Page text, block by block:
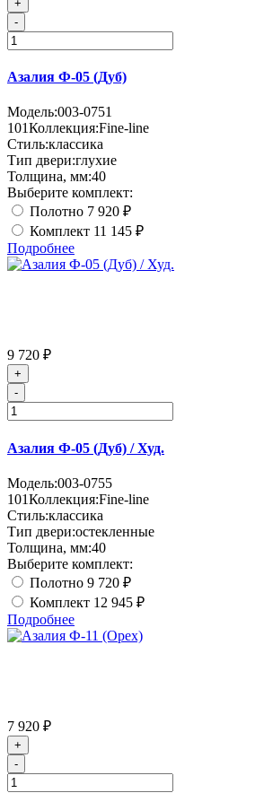
+
-
Азалия Ф-05 (Дуб)
Модель:003-0751
101Коллекция:Fine-line
Стиль:классика
Тип двери:глухие
Толщина, мм:40
Выберите комплект:
Полотно 7 920 ₽
Комплект 11 145 ₽
Подробнее
9 720 ₽
+
-
Азалия Ф-05 (Дуб) / Худ.
Модель:003-0755
101Коллекция:Fine-line
Стиль:классика
Тип двери:остекленные
Толщина, мм:40
Выберите комплект:
Полотно 9 720 ₽
Комплект 12 945 ₽
Подробнее
7 920 ₽
+
-